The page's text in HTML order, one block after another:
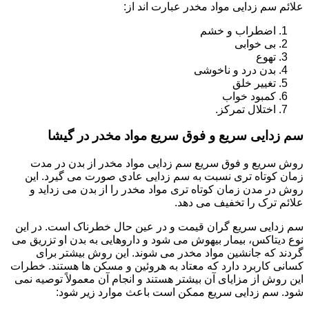
علائم سم زدایی مواد مخدر عبارت اند از:
اضطراب و خشم
بی خوابی
تهوع
بدن درد و ناخوشی
تغییر خلق
کمبود خواب
اختلال تمرکز.
سم زدایی سریع و فوق سریع مواد مخدر در گیشا
روش سریع و فوق سریع سم زدایی مواد مخدر از بدن در مدت
زمان کوتاه تری نسبت به سم زدایی عادی صورت می گیرد. این
روش در مدن زمان کوتاه تری مواد مخدر را از بدن می زداید و
علائم ترک را تخفیف می دهد.
سم زدایی سریع گران قیمت و در عین حال خطرناک است. در این
نوع دیتاکس، بیمار بیهوش می شود و داروهایی به بدن او تزریق می
گردند که جانشین مواد مخدر می شوند. این روش بیشتر برای
کسانی کاربرد دارد که معتاد به هروئین و مسکن ها هستند. خطرات
این روش از مزایای آن بیشتر هستند و انجام آن معمولاً توصیه نمی
شود. سم زدایی سریع ممکن است باعث موارد زیر شود: